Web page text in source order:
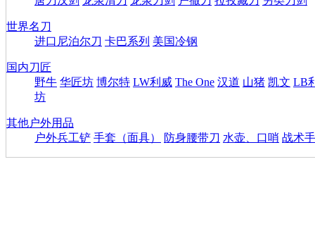
世界名刀
进口尼泊尔刀 卡巴系列 美国冷钢
国内刀匠
野牛 华匠坊 博尔特 LW利威 The One 汉道 山猪 凯文 LB
坊
其他户外用品
户外兵工铲 手套（面具） 防身腰带刀 水壶、口哨 战术